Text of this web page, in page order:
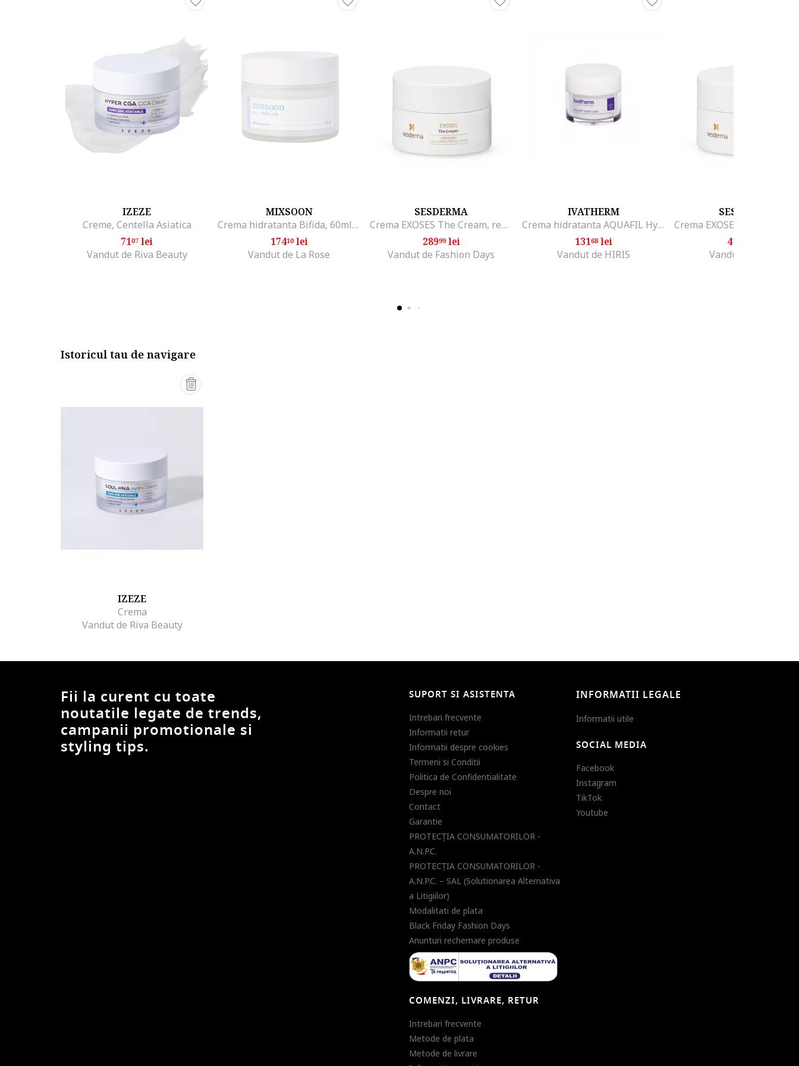
IZEZE
Creme, Centella Asiatica
7107 lei
Vandut de Riva Beauty
MIXSOON
Crema hidratanta Bifida, 60ml, reparare si hidratare, protectie anti-imbatranire, pentru piele sensibila
17410lei
Vandut de La Rose
SESDERMA
Crema EXOSES The Cream, reducerea ridurilor si petelor pigmentare, imbunatatirea fermitatii si elasticitatii pielii, hidratare intensiva pentru refacerea barierei cutanate, 50ml
28999lei
Vandut de Fashion Days
IVATHERM
Crema hidratanta AQUAFIL Hydra Light 50 ml
13168lei
Vandut de HIRIS
SESDERMA
415
Vandut de HIRIS
Istoricul tau de navigare
IZEZE
Crema
Vandut de Riva Beauty
Fii la curent cu toate
noutatile legate de trends,
campanii promotionale si
styling tips.
SUPORT SI ASISTENTA
Intrebari frecvente
Informatii retur
Informatii despre cookies
Termeni si Conditii
Politica de Confidentialitate
Despre noi
Contact
Garantie
PROTECŢIA CONSUMATORILOR -
A.N.P.C.
PROTECŢIA CONSUMATORILOR -
A.N.P.C. – SAL (Solutionarea Alternativa
a Litigiilor)
Modalitati de plata
Black Friday Fashion Days
Anunturi rechemare produse
COMENZI, LIVRARE, RETUR
Intrebari frecvente
Metode de plata
Metode de livrare
INFORMATII LEGALE
Informatii utile
SOCIAL MEDIA
Facebook
Instagram
TikTok
Youtube